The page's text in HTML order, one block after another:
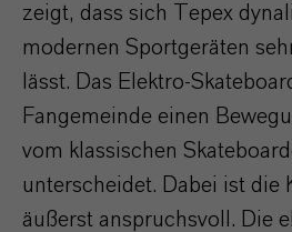
zeigt, dass sich Tepex
modernen Sportgeräten
lässt. Das Elektro-
Fangemeinde einen
vom klassischen
unterscheidet. Dabei ist die
äußerst anspruchsvoll. Die